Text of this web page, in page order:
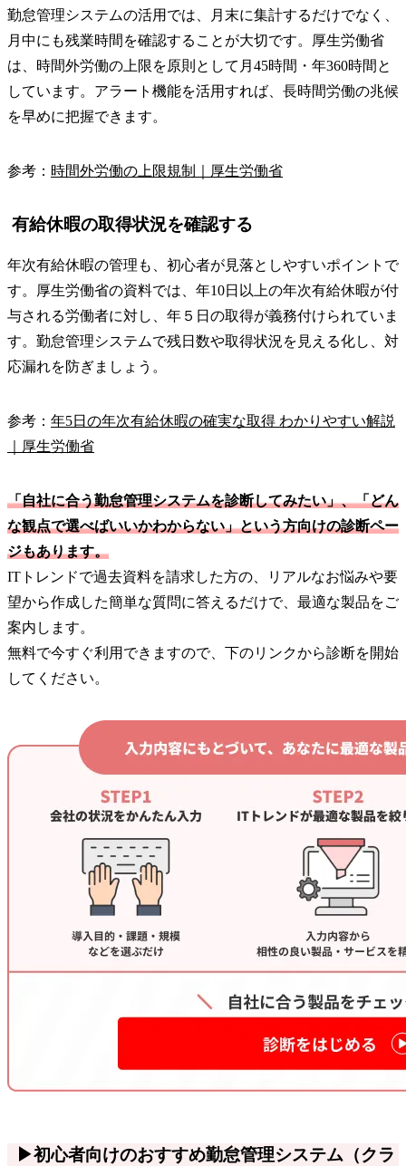
勤怠管理システムの活用では、月末に集計するだけでなく、
月中にも残業時間を確認することが大切です。厚生労働省
は、時間外労働の上限を原則として月45時間・年360時間と
しています。アラート機能を活用すれば、長時間労働の兆候
を早めに把握できます。
参考： 時間外労働の上限規制｜厚生労働省
有給休暇の取得状況を確認する
年次有給休暇の管理も、初心者が見落としやすいポイントで
す。厚生労働省の資料では、年10日以上の年次有給休暇が付
与される労働者に対し、年５日の取得が義務付けられていま
す。勤怠管理システムで残日数や取得状況を見える化し、対
応漏れを防ぎましょう。
参考： 年5日の年次有給休暇の確実な取得 わかりやすい解説
｜厚生労働省
「自社に合う勤怠管理システムを診断してみたい」、「どん
な観点で選べばいいかわからない」という方向けの診断ペー
ジもあります。
ITトレンドで過去資料を請求した方の、リアルなお悩みや要
望から作成した簡単な質問に答えるだけで、最適な製品をご
案内します。
無料で今すぐ利用できますので、下のリンクから診断を開始
してください。
▶初心者向けのおすすめ勤怠管理システム（クラ